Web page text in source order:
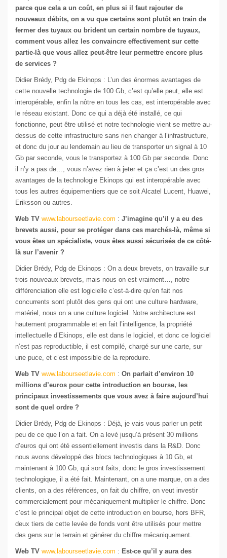
parce que cela a un coût, en plus si il faut rajouter de
nouveaux débits, on a vu que certains sont plutôt en train de
fermer des tuyaux ou brident un certain nombre de tuyaux,
comment vous allez les convaincre effectivement sur cette
partie-là que vous allez peut-être leur permettre encore plus
de services ?
Didier Brédy, Pdg de Ekinops : L’un des énormes avantages de
cette nouvelle technologie de 100 Gb, c’est qu’elle peut, elle est
interopérable, enfin la nôtre en tous les cas, est interopérable avec
le réseau existant. Donc ce qui a déjà été installé, ce qui
fonctionne, peut être utilisé et notre technologie vient se mettre au-
dessus de cette infrastructure sans rien changer à l’infrastructure,
et donc du jour au lendemain au lieu de transporter un signal à 10
Gb par seconde, vous le transportez à 100 Gb par seconde. Donc
il n’y a pas de…, vous n’avez rien à jeter et ça c’est un des gros
avantages de la technologie Ekinops qui est interopérable avec
tous les autres équipementiers que ce soit Alcatel Lucent, Huawei,
Eriksson ou autres.
Web TV www.labourseetlavie.com : J’imagine qu’il y a eu des
brevets aussi, pour se protéger dans ces marchés-là, même si
vous êtes un spécialiste, vous êtes aussi sécurisés de ce côté-
là sur l’avenir ?
Didier Brédy, Pdg de Ekinops : On a deux brevets, on travaille sur
trois nouveaux brevets, mais nous on est vraiment…, notre
différenciation elle est logicielle c’est-à-dire qu’en fait nos
concurrents sont plutôt des gens qui ont une culture hardware,
matériel, nous on a une culture logiciel. Notre architecture est
hautement programmable et en fait l’intelligence, la propriété
intellectuelle d’Ekinops, elle est dans le logiciel, et donc ce logiciel
n’est pas reproductible, il est compilé, chargé sur une carte, sur
une puce, et c’est impossible de la reproduire.
Web TV www.labourseetlavie.com : On parlait d’environ 10
millions d’euros pour cette introduction en bourse, les
principaux investissements que vous avez à faire aujourd’hui
sont de quel ordre ?
Didier Brédy, Pdg de Ekinops : Déjà, je vais vous parler un petit
peu de ce que l’on a fait. On a levé jusqu’à présent 30 millions
d’euros qui ont été essentiellement investis dans la R&D. Donc
nous avons développé des blocs technologiques à 10 Gb, et
maintenant à 100 Gb, qui sont faits, donc le gros investissement
technologique, il a été fait. Maintenant, on a une marque, on a des
clients, on a des références, on fait du chiffre, on veut investir
commercialement pour mécaniquement multiplier le chiffre. Donc
c’est le principal objet de cette introduction en bourse, hors BFR,
deux tiers de cette levée de fonds vont être utilisés pour mettre
des gens sur le terrain et générer du chiffre mécaniquement.
Web TV www.labourseetlavie.com : Est-ce qu’il y aura des